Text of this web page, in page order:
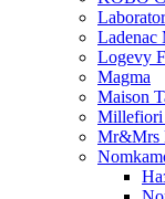
Ladenac
Logevy
Magma
Maison
Mr&Mrs